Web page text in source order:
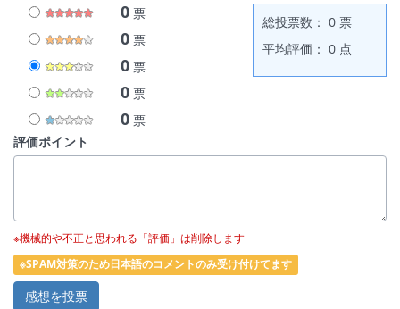
0 票
0 票
0 票
0 票
0 票
総投票数： 0 票
平均評価： 0 点
評価ポイント
※機械的や不正と思われる「評価」は削除します
※SPAM対策のため日本語のコメントのみ受け付けてます